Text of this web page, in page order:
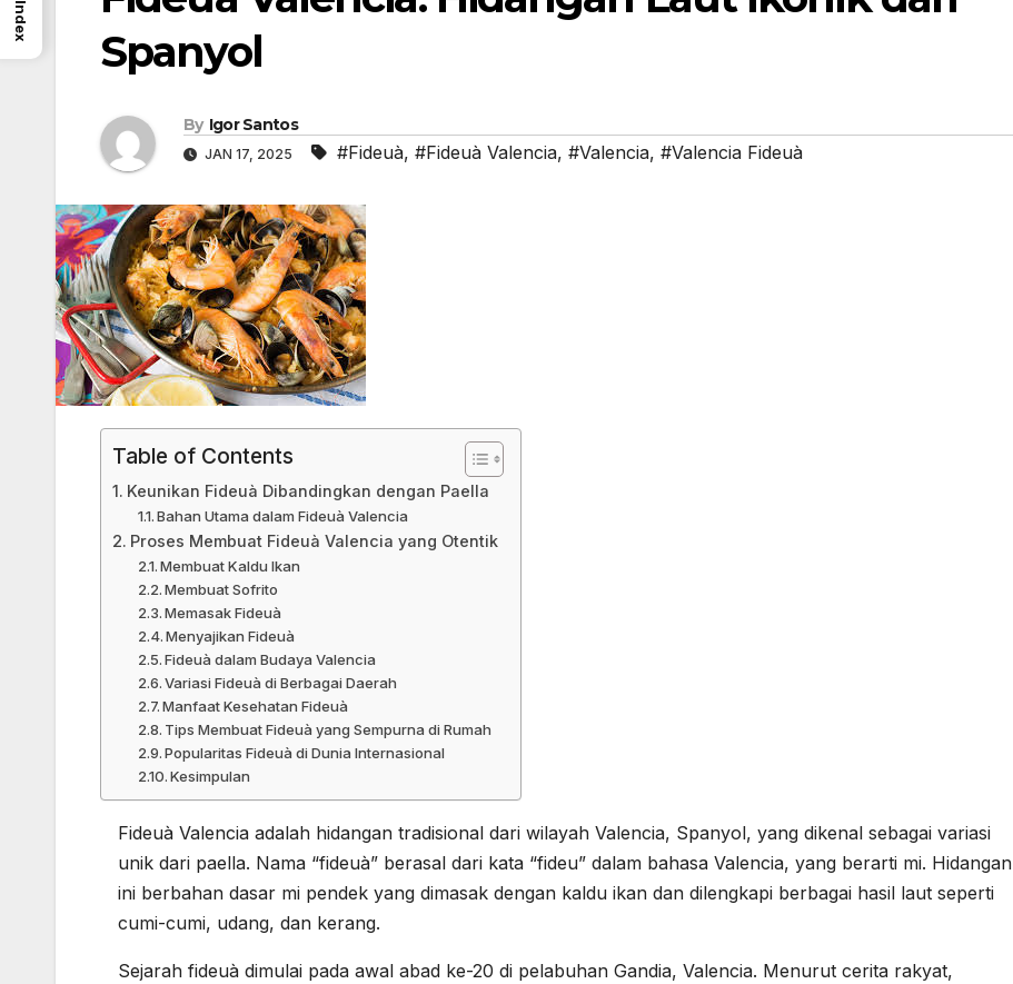
Spanyol
By Igor Santos
JAN 17, 2025 #Fideuà, #Fideuà Valencia, #Valencia, #Valencia Fideuà
Table of Contents
Keunikan Fideuà Dibandingkan dengan Paella
Bahan Utama dalam Fideuà Valencia
Proses Membuat Fideuà Valencia yang Otentik
Membuat Kaldu Ikan
Membuat Sofrito
Memasak Fideuà
Menyajikan Fideuà
Fideuà dalam Budaya Valencia
Variasi Fideuà di Berbagai Daerah
Manfaat Kesehatan Fideuà
Tips Membuat Fideuà yang Sempurna di Rumah
Popularitas Fideuà di Dunia Internasional
Kesimpulan
Fideuà Valencia adalah hidangan tradisional dari wilayah Valencia, Spanyol, yang dikenal sebagai variasi
unik dari paella. Nama “fideuà” berasal dari kata “fideu” dalam bahasa Valencia, yang berarti mi. Hidangan
ini berbahan dasar mi pendek yang dimasak dengan kaldu ikan dan dilengkapi berbagai hasil laut seperti
cumi-cumi, udang, dan kerang.
Sejarah fideuà dimulai pada awal abad ke-20 di pelabuhan Gandia, Valencia. Menurut cerita rakyat,
Index